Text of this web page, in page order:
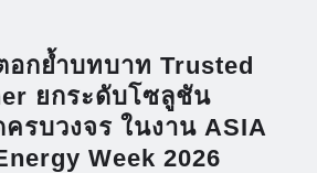
อกย้ำบทบาท Trusted
ยกระดับโซลูชัน
รบวงจร ในงาน ASIA
Week 2026